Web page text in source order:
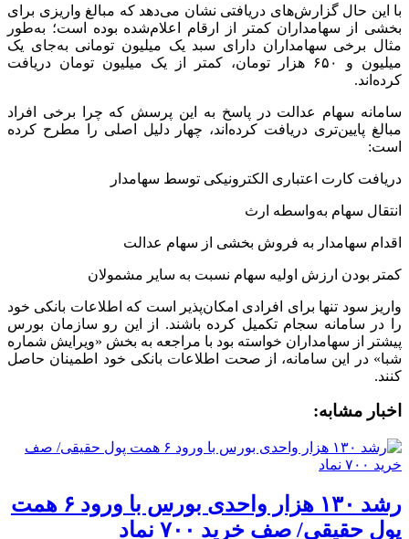
با این حال گزارش‌های دریافتی نشان می‌دهد که مبالغ واریزی برای
بخشی از سهامداران کمتر از ارقام اعلام‌شده بوده است؛ به‌طور
مثال برخی سهامداران دارای سبد یک میلیون تومانی به‌جای یک
میلیون و ۶۵۰ هزار تومان، کمتر از یک میلیون تومان دریافت
کرده‌اند.
سامانه سهام عدالت در پاسخ به این پرسش که چرا برخی افراد
مبالغ پایین‌تری دریافت کرده‌اند، چهار دلیل اصلی را مطرح کرده
است:
دریافت کارت اعتباری الکترونیکی توسط سهامدار
انتقال سهام به‌واسطه ارث
اقدام سهامدار به فروش بخشی از سهام عدالت
کمتر بودن ارزش اولیه سهام نسبت به سایر مشمولان
واریز سود تنها برای افرادی امکان‌پذیر است که اطلاعات بانکی خود
را در سامانه سجام تکمیل کرده باشند. از این رو سازمان بورس
پیشتر از سهامداران خواسته بود با مراجعه به بخش «ویرایش شماره
شبا» در این سامانه، از صحت اطلاعات بانکی خود اطمینان حاصل
کنند.
اخبار مشابه:
رشد ۱۳۰ هزار واحدی بورس با ورود ۶ همت
پول حقیقی/ صف خرید ۷۰۰ نماد